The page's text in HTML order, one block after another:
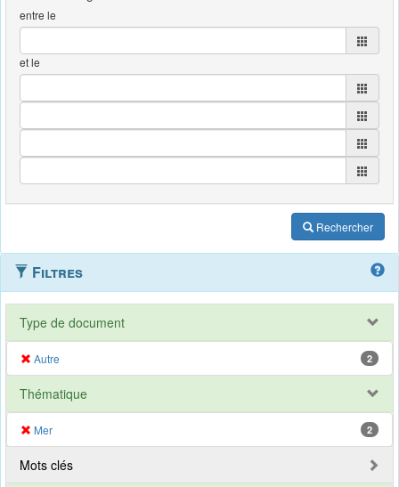
entre le
et le
Rechercher
Filtres
Type de document
Autre 2
Thématique
Mer 2
Mots clés